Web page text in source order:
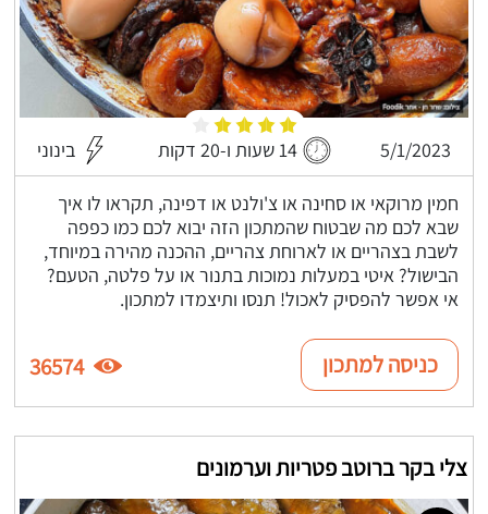
5/1/2023 14 שעות ו-20 דקות בינוני
חמין מרוקאי או סחינה או צ'ולנט או דפינה, תקראו לו איך
שבא לכם מה שבטוח שהמתכון הזה יבוא לכם כמו כפפה
לשבת בצהריים או לארוחת צהריים, ההכנה מהירה במיוחד,
הבישול? איטי במעלות נמוכות בתנור או על פלטה, הטעם?
אי אפשר להפסיק לאכול! תנסו ותיצמדו למתכון.
כניסה למתכון 36574
צלי בקר ברוטב פטריות וערמונים